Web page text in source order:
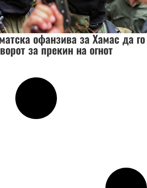
офанзива за Хамас да го
за прекин на огнот